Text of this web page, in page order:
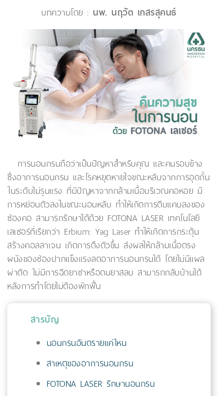
บทความโดย : นพ. นฤวัต เกสรสุคนธ์
การนอนกรนถือว่าเป็นปัญหาสำหรับคุณ และคนรอบข้าง
ซึ่งอาการนอนกรน และโรคหยุดหายใจขณะหลับจากการอุดกั้น
ในระดับไม่รุนแรง ที่มีปัญหาจากกล้ามเนื้อบริเวณคอหอย มี
การหย่อนตัวลงในขณะนอนหลับ ทำให้เกิดการตีบแคบลงของ
ช่องคอ สามารถรักษาได้ด้วย FOTONA LASER เทคโนโลยี
เลเซอร์ที่เรียกว่า Erbium: Yag Laser ทำให้เกิดการกระตุ้น
สร้างคอลลาเจน เกิดการตึงตัวขึ้น ส่งผลให้กล้ามเนื้อตรง
ผนังของช่องปากแข็งแรงลดอาการนอนกรนได้ โดยไม่มีแผล
ผ่าตัด ไม่มีการฉีดยาชาหรือดมยาสลบ สามารถกลับบ้านได้
หลังการทำโดยไม่ต้องพักฟื้น
สารบัญ
นอนกรนอันตรายแค่ไหน
สาเหตุของอาการนอนกรน
FOTONA LASER รักษานอนกรน